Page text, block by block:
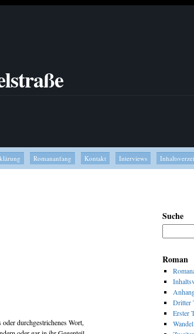
Romananfang Kontakt Interviews
durchgestrichenes Wort,
Suche
Roman
Dritter
Erster